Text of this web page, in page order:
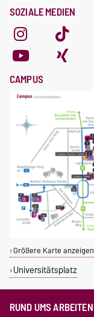
SOZIALE MEDIEN
CAMPUS
Größere Karte anzeigen
Universitätsplatz
RUND UMS ARBEITEN